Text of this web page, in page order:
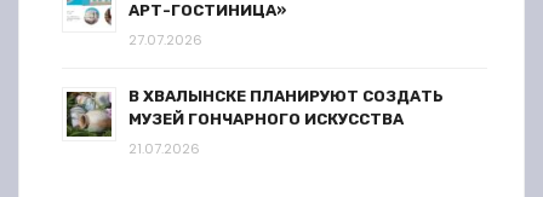
АРТ-ГОСТИНИЦА»
27.07.2026
В ХВАЛЫНСКЕ ПЛАНИРУЮТ СОЗДАТЬ
МУЗЕЙ ГОНЧАРНОГО ИСКУССТВА
21.07.2026